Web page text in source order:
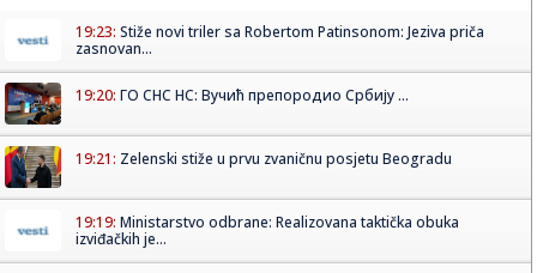
19:23: Stiže novi triler sa Robertom Patinsonom: Jeziva priča
zasnovan...
19:20: ГО СНС НС: Вучић препородио Србију ...
19:21: Zelenski stiže u prvu zvaničnu posjetu Beogradu
19:19: Ministarstvo odbrane: Realizovana taktička obuka
izviđačkih je...